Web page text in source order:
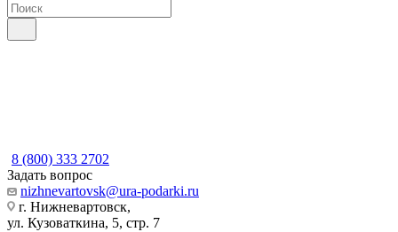
8 (800) 333 2702
Задать вопрос
nizhnevartovsk@ura-podarki.ru
г. Нижневартовск,
ул. Кузоваткина, 5, стр. 7